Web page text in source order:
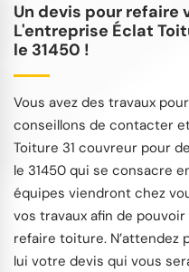
Un devis pour
L'entreprise Éclat
le 31450 !
Vous avez des travaux
conseillons de contacter
Toiture 31 couvreur pour
le 31450 qui se consacre
équipes viendront chez
vos travaux afin de
refaire toiture. N’attendez
lui votre devis qui vous